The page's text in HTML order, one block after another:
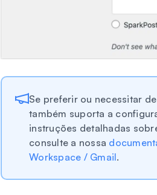
Se preferir ou necessitar
também suporta a
instruções detalhadas
consulte a nossa
Workspace / Gmail.